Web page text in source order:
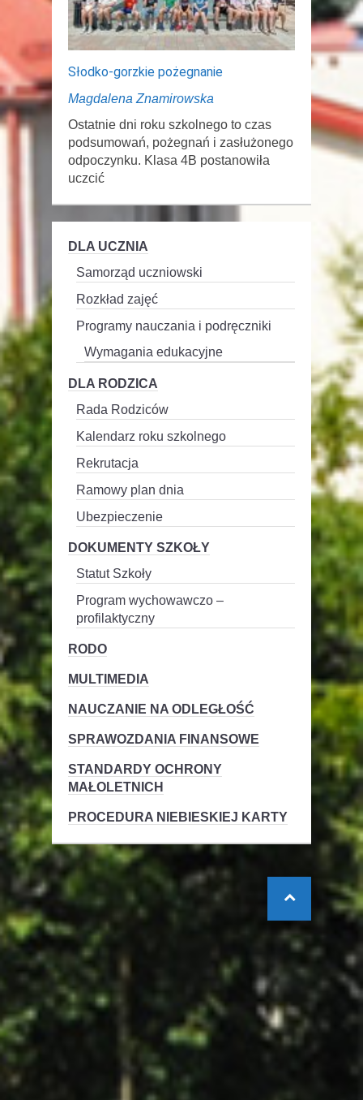
Słodko-gorzkie pożegnanie
Magdalena Znamirowska
Ostatnie dni roku szkolnego to czas
podsumowań, pożegnań i zasłużonego
odpoczynku. Klasa 4B postanowiła
uczcić
DLA UCZNIA
Samorząd uczniowski
Rozkład zajęć
Programy nauczania i podręczniki
Wymagania edukacyjne
DLA RODZICA
Rada Rodziców
Kalendarz roku szkolnego
Rekrutacja
Ramowy plan dnia
Ubezpieczenie
DOKUMENTY SZKOŁY
Statut Szkoły
Program wychowawczo –
profilaktyczny
RODO
MULTIMEDIA
NAUCZANIE NA ODLEGŁOŚĆ
SPRAWOZDANIA FINANSOWE
STANDARDY OCHRONY
MAŁOLETNICH
PROCEDURA NIEBIESKIEJ KARTY